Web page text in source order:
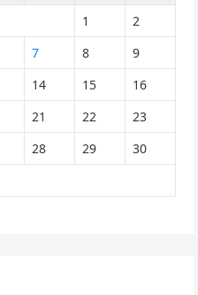
1
2
7 8
9
14 15
16
21 22
23
28 29
30